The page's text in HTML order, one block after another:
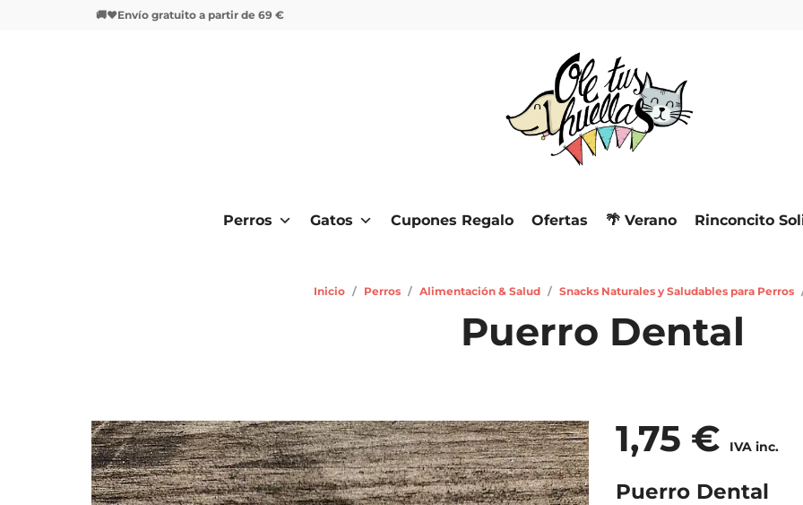
🚚❤️Envío gratuito a partir de 69 €
Perros Gatos Cupones Regalo Ofertas 🌴 Verano Rinconcito
Inicio / Perros / Alimentación & Salud / Snacks Naturales y Saludables para Perros
Puerro Dental
1,75 € IVA inc.
Puerro Dental